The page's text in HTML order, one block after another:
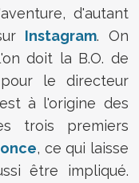
d'autant
Instagram. On
doit la B.O. de
le directeur
à l'origine des
trois premiers
, ce qui laisse
être impliqué.